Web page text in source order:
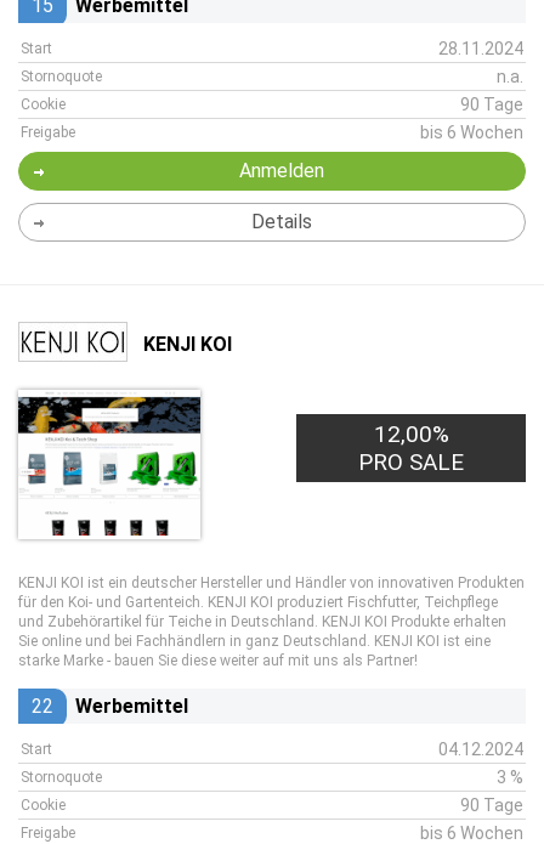
15 Werbemittel
Start 28.11.2024
Stornoquote n.a.
Cookie 90 Tage
Freigabe bis 6 Wochen
Anmelden
Details
KENJI KOI
12,00%
PRO SALE
KENJI KOI ist ein deutscher Hersteller und Händler von innovativen Produkten
für den Koi- und Gartenteich. KENJI KOI produziert Fischfutter, Teichpflege
und Zubehörartikel für Teiche in Deutschland. KENJI KOI Produkte erhalten
Sie online und bei Fachhändlern in ganz Deutschland. KENJI KOI ist eine
starke Marke - bauen Sie diese weiter auf mit uns als Partner!
22 Werbemittel
Start 04.12.2024
Stornoquote 3 %
Cookie 90 Tage
Freigabe bis 6 Wochen